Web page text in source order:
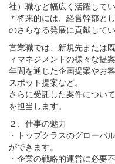
社）職など幅広く活躍してい
＊将来的には、経営幹部と
のさらなる発展に貢献して
営業職では、新規先または
ィマネジメントの様々な提
年間を通じた企画提案やお
スポット提案など。
さらに受託した案件につい
を担当します。
２、仕事の魅力
・トップクラスのグローバ
ができます。
・企業の戦略的運営に必要